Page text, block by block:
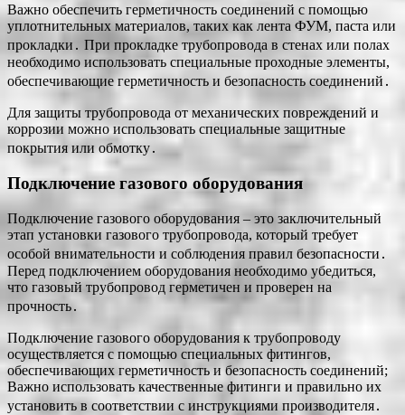
Важно обеспечить герметичность соединений с помощью
уплотнительных материалов, таких как лента ФУМ, паста или
прокладки․ При прокладке трубопровода в стенах или полах
необходимо использовать специальные проходные элементы,
обеспечивающие герметичность и безопасность соединений․
Для защиты трубопровода от механических повреждений и
коррозии можно использовать специальные защитные
покрытия или обмотку․
Подключение газового оборудования
Подключение газового оборудования – это заключительный
этап установки газового трубопровода, который требует
особой внимательности и соблюдения правил безопасности․
Перед подключением оборудования необходимо убедиться,
что газовый трубопровод герметичен и проверен на
прочность․
Подключение газового оборудования к трубопроводу
осуществляется с помощью специальных фитингов,
обеспечивающих герметичность и безопасность соединений;
Важно использовать качественные фитинги и правильно их
установить в соответствии с инструкциями производителя․